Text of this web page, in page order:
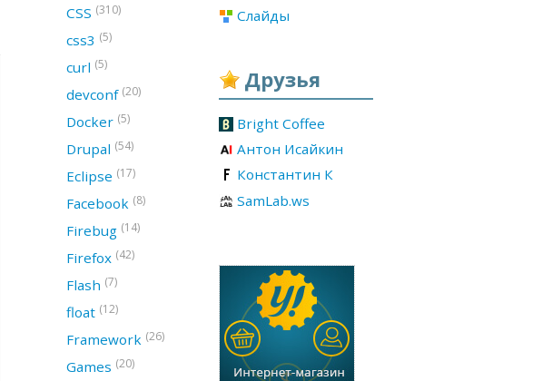
Слайды
Друзья
Bright Coffee
Антон Исайкин
Константин К
SamLab.ws
CSS (310)
css3 (5)
curl (5)
devconf (20)
Docker (5)
Drupal (54)
Eclipse (17)
Facebook (8)
Firebug (14)
Firefox (42)
Flash (7)
float (12)
Framework (26)
Games (20)